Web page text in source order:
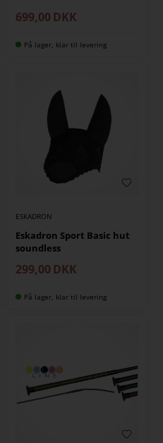
699,00 DKK
På lager, klar til levering
ESKADRON
Eskadron Sport Basic hut
soundless
299,00 DKK
På lager, klar til levering